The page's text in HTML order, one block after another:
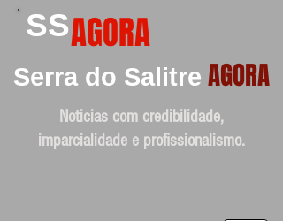
SSAGORA
Serra do Salitre AGORA
Noticias com credibilidade,
imparcialidade e profissionalismo.